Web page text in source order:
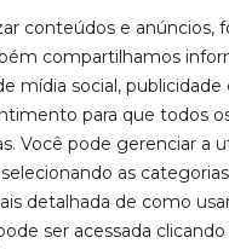
conteúdos e anúncios,
compartilhamos
mídia social, publicidade
para que todos
Você pode gerenciar a
as
detalhada de como
ser acessada clicando
Images for